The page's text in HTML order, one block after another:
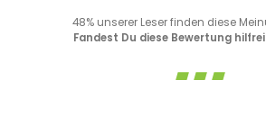
48% unserer Leser finden diese
Fandest Du diese Bewertung